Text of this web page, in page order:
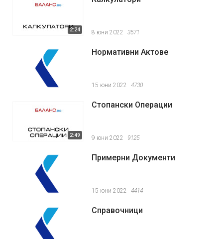
2:24 8 юни 2022 3571
Нормативни Актове
15 юни 2022 4730
2:49
Стопански Операции
9 юни 2022 9125
Примерни Документи
15 юни 2022 4414
Справочници